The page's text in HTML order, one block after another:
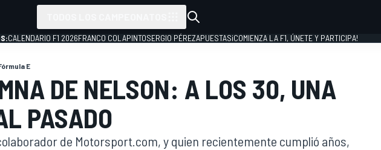
CALENDARIO F1 2026FRANCO COLAPINTOSERGIO PÉREZAPUESTAS¡COMIENZA LA F1, ÚNETE Y PARTICIPA!
E
DE NELSON: A LOS 30, UNA
PASADO
de Motorsport.com, y quien recientemente cumplió años,